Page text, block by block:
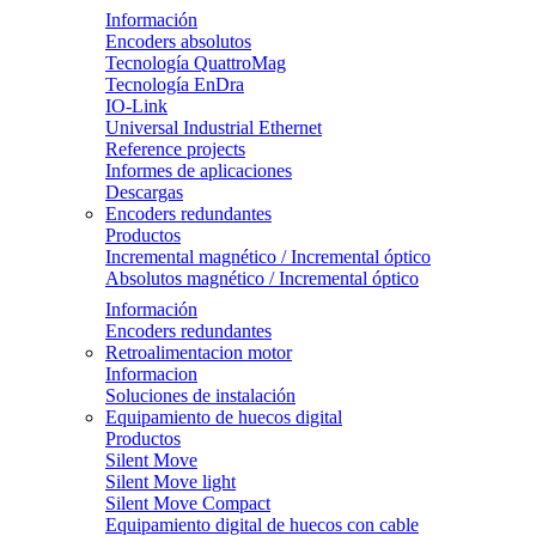
Información
Encoders absolutos
Tecnología QuattroMag
Tecnología EnDra
IO-Link
Universal Industrial Ethernet
Reference projects
Informes de aplicaciones
Descargas
Encoders redundantes
Productos
Incremental magnético / Incremental óptico
Absolutos magnético / Incremental óptico
Información
Encoders redundantes
Retroalimentacion motor
Informacion
Soluciones de instalación
Equipamiento de huecos digital
Productos
Silent Move
Silent Move light
Silent Move Compact
Equipamiento digital de huecos con cable